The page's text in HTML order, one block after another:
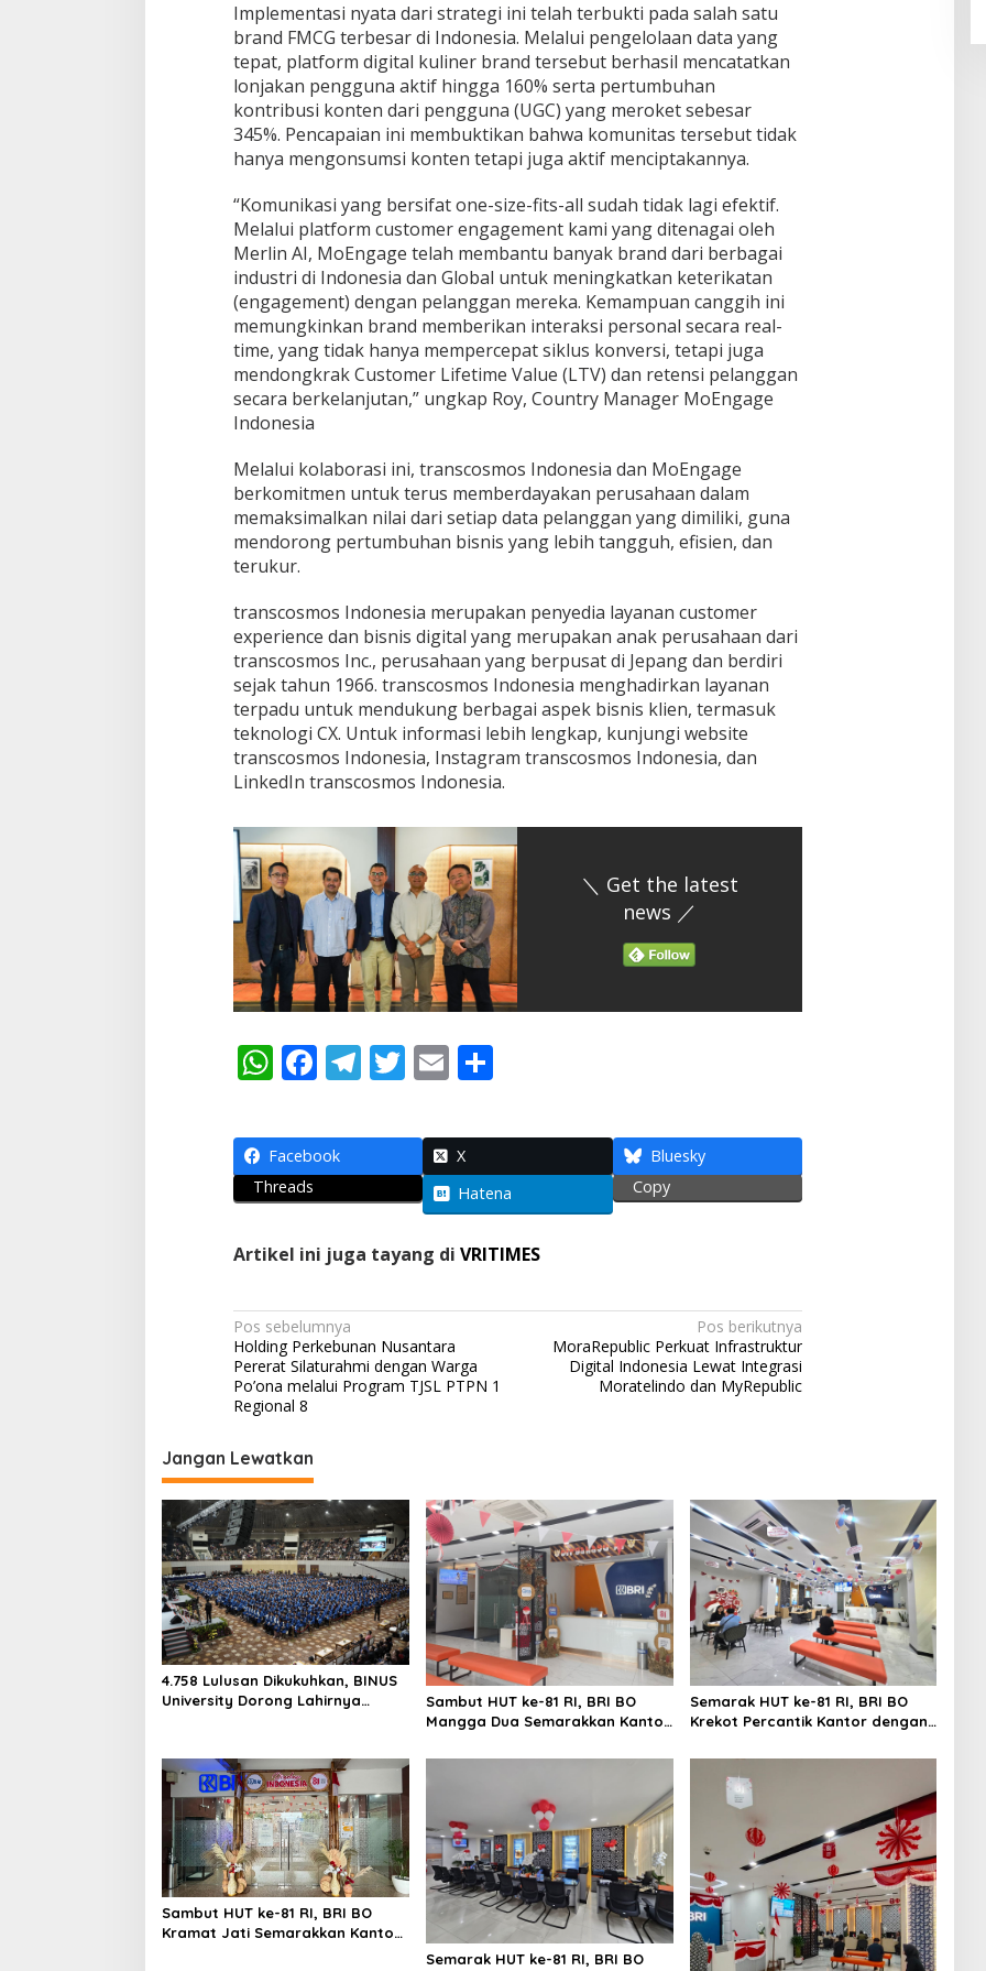
Implementasi nyata dari strategi ini telah terbukti pada salah satu
brand FMCG terbesar di Indonesia. Melalui pengelolaan data yang
tepat, platform digital kuliner brand tersebut berhasil mencatatkan
lonjakan pengguna aktif hingga 160% serta pertumbuhan
kontribusi konten dari pengguna (UGC) yang meroket sebesar
345%. Pencapaian ini membuktikan bahwa komunitas tersebut tidak
hanya mengonsumsi konten tetapi juga aktif menciptakannya.
“Komunikasi yang bersifat one-size-fits-all sudah tidak lagi efektif.
Melalui platform customer engagement kami yang ditenagai oleh
Merlin AI, MoEngage telah membantu banyak brand dari berbagai
industri di Indonesia dan Global untuk meningkatkan keterikatan
(engagement) dengan pelanggan mereka. Kemampuan canggih ini
memungkinkan brand memberikan interaksi personal secara real-
time, yang tidak hanya mempercepat siklus konversi, tetapi juga
mendongkrak Customer Lifetime Value (LTV) dan retensi pelanggan
secara berkelanjutan,” ungkap Roy, Country Manager MoEngage
Indonesia
Melalui kolaborasi ini, transcosmos Indonesia dan MoEngage
berkomitmen untuk terus memberdayakan perusahaan dalam
memaksimalkan nilai dari setiap data pelanggan yang dimiliki, guna
mendorong pertumbuhan bisnis yang lebih tangguh, efisien, dan
terukur.
transcosmos Indonesia merupakan penyedia layanan customer
experience dan bisnis digital yang merupakan anak perusahaan dari
transcosmos Inc., perusahaan yang berpusat di Jepang dan berdiri
sejak tahun 1966. transcosmos Indonesia menghadirkan layanan
terpadu untuk mendukung berbagai aspek bisnis klien, termasuk
teknologi CX. Untuk informasi lebih lengkap, kunjungi website
transcosmos Indonesia, Instagram transcosmos Indonesia, dan
LinkedIn transcosmos Indonesia.
＼ Get the latest
news ／
W
at
s
A
p
p
F
e
b
o
o
k
T
e
gr
a
m
T
itt
er
E
ai
l
S
ar
e
Facebook X
Bluesky
Threads
Hatena Copy
Artikel ini juga tayang di VRITIMES
N
a
v
g
a
s
i
p
o
s
Pos sebelumnya
Holding Perkebunan Nusantara
Pererat Silaturahmi dengan Warga
Po’ona melalui Program TJSL PTPN 1
Regional 8
Pos berikutnya
MoraRepublic Perkuat Infrastruktur
Digital Indonesia Lewat Integrasi
Moratelindo dan MyRepublic
Jangan Lewatkan
4.758 Lulusan Dikukuhkan, BINUS
University Dorong Lahirnya
Sambut HUT ke-81 RI, BRI BO
Mangga Dua Semarakkan Kantor
Semarak HUT ke-81 RI, BRI BO
Krekot Percantik Kantor dengan
Sambut HUT ke-81 RI, BRI BO
Kramat Jati Semarakkan Kantor
Semarak HUT ke-81 RI, BRI BO